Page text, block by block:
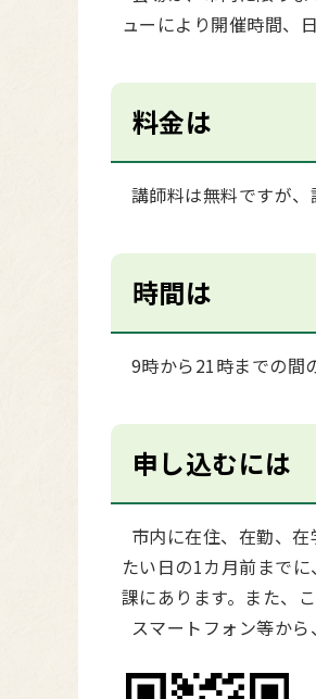
ューにより開催時間、
料金は
講師料は無料ですが、
時間は
9時から21時までの間
申し込むには
市内に在住、在勤、
たい日の1カ月前まで
課にあります。また、
スマートフォン等か